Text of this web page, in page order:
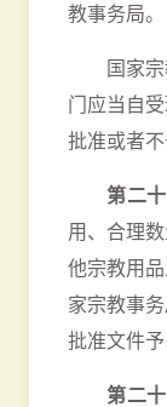
教事务局。
国家
门应当自
批准或者不
第二
用、合理
他宗教用
家宗教事
批准文件予
第二